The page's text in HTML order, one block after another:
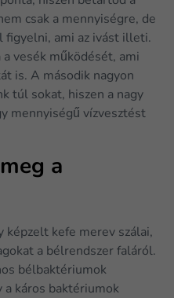
csak a mennyiségre, de
figyelni, ami az ivást illeti.
vesék működését, ami
is. A második nagyon
túl sokat, hiszen a nagy
mennyiségű vízvesztést
a
képzelt kefe merev szálai,
a bélrendszer faláról.
bélbaktériumok
a káros baktériumok